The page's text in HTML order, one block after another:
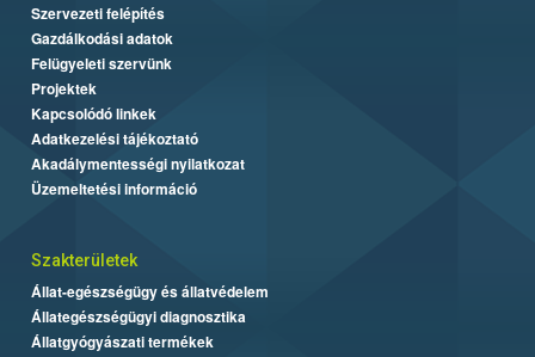
Szervezeti felépítés
Gazdálkodási adatok
Felügyeleti szervünk
Projektek
Kapcsolódó linkek
Adatkezelési tájékoztató
Akadálymentességi nyilatkozat
Üzemeltetési információ
Szakterületek
Állat-egészségügy és állatvédelem
Állategészségügyi diagnosztika
Állatgyógyászati termékek